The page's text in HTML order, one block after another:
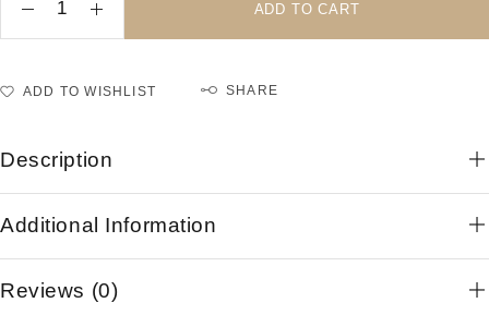
ADD TO CART
ADD TO WISHLIST SHARE
Description
Additional Information
Reviews (0)